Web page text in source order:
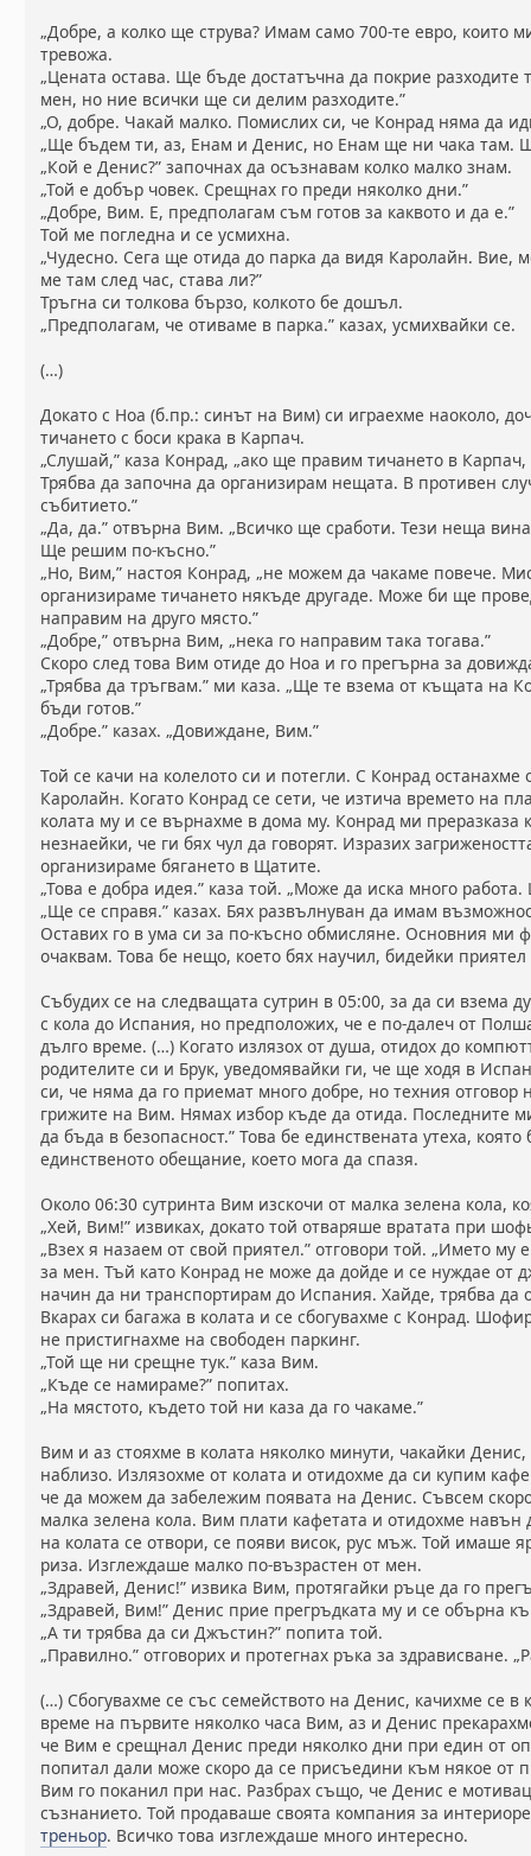
„Добре, а колко ще струва? Имам само 700-те евро, които
тревожа.
„Цената остава. Ще бъде достатъчна да покрие
мен, но ние всички ще си делим разходите.”
„О, добре. Чакай малко. Помислих си, че Конрад няма да
„Ще бъдем ти, аз, Енам и Денис, но Енам ще ни чака там.
„Кой е Денис?” започнах да осъзнавам колко малко знам.
„Той е добър човек. Срещнах го преди няколко дни.”
„Добре, Вим. Е, предполагам съм готов за каквото и да е.”
Той ме погледна и се усмихна.
„Чудесно. Сега ще отида до парка да видя Каролайн. Вие,
ме там след час, става ли?”
Тръгна си толкова бързо, колкото бе дошъл.
„Предполагам, че отиваме в парка.” казах, усмихвайки се.
(…)
Докато с Ноа (б.пр.: синът на Вим) си играехме наоколо,
тичането с боси крака в Карпач.
„Слушай,” каза Конрад, „ако ще правим тичането в
Трябва да започна да организирам нещата. В противен
събитието.”
„Да, да.” отвърна Вим. „Всичко ще сработи. Тези неща
Ще решим по-късно.”
„Но, Вим,” настоя Конрад, „не можем да чакаме повече.
организираме тичането някъде другаде. Може би ще
направим на друго място.”
„Добре,” отвърна Вим, „нека го направим така тогава.”
Скоро след това Вим отиде до Ноа и го прегърна за
„Трябва да тръгвам.” ми каза. „Ще те взема от къщата на
бъди готов.”
„Добре.” казах. „Довиждане, Вим.”
Той се качи на колелото си и потегли. С Конрад
Каролайн. Когато Конрад се сети, че изтича времето на
колата му и се върнахме в дома му. Конрад ми преразказа
незнаейки, че ги бях чул да говорят. Изразих
организираме бягането в Щатите.
„Това е добра идея.” каза той. „Може да иска много
„Ще се справя.” казах. Бях развълнуван да имам
Оставих го в ума си за по-късно обмисляне. Основния ми
очаквам. Това бе нещо, което бях научил, бидейки
Събудих се на следващата сутрин в 05:00, за да си взема
с кола до Испания, но предположих, че е по-далеч от
дълго време. (…) Когато излязох от душа, отидох до
родителите си и Брук, уведомявайки ги, че ще ходя в
си, че няма да го приемат много добре, но техния
грижите на Вим. Нямах избор къде да отида. Последните
да бъда в безопасност.” Това бе единствената утеха,
единственото обещание, което мога да спазя.
Около 06:30 сутринта Вим изскочи от малка зелена кола,
„Хей, Вим!” извиках, докато той отваряше вратата при
„Взех я назаем от свой приятел.” отговори той. „Името
за мен. Тъй като Конрад не може да дойде и се нуждае от
начин да ни транспортирам до Испания. Хайде, трябва да
Вкарах си багажа в колата и се сбогувахме с Конрад.
не пристигнахме на свободен паркинг.
„Той ще ни срещне тук.” каза Вим.
„Къде се намираме?” попитах.
„На мястото, където той ни каза да го чакаме.”
Вим и аз стояхме в колата няколко минути, чакайки
наблизо. Излязохме от колата и отидохме да си купим
че да можем да забележим появата на Денис. Съвсем
малка зелена кола. Вим плати кафетата и отидохме
на колата се отвори, се появи висок, рус мъж. Той имаше
риза. Изглеждаше малко по-възрастен от мен.
„Здравей, Денис!” извика Вим, протягайки ръце да го
„Здравей, Вим!” Денис прие прегръдката му и се обърна
„А ти трябва да си Джъстин?” попита той.
„Правилно.” отговорих и протегнах ръка за здрависване.
(…) Сбогувахме се със семейството на Денис, качихме се
време на първите няколко часа Вим, аз и Денис
че Вим е срещнал Денис преди няколко дни при един от
попитал дали може скоро да се присъедини към някое от
Вим го поканил при нас. Разбрах също, че Денис е
съзнанието. Той продаваше своята компания за
треньор. Всичко това изглеждаше много интересно.